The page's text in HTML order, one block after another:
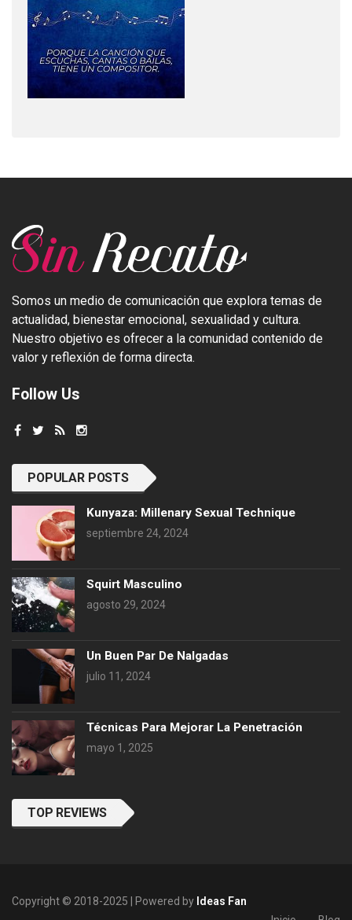
Somos un medio de comunicación que explora temas de
actualidad, bienestar emocional, sexualidad y cultura.
Nuestro objetivo es ofrecer a la comunidad contenido de
valor y reflexión de forma directa.
Follow Us
POPULAR POSTS
Kunyaza: Millenary Sexual Technique
septiembre 24, 2024
Squirt Masculino
agosto 29, 2024
Un Buen Par De Nalgadas
julio 11, 2024
Técnicas Para Mejorar La Penetración
mayo 1, 2025
TOP REVIEWS
Copyright © 2018-2025 | Powered by Ideas Fan